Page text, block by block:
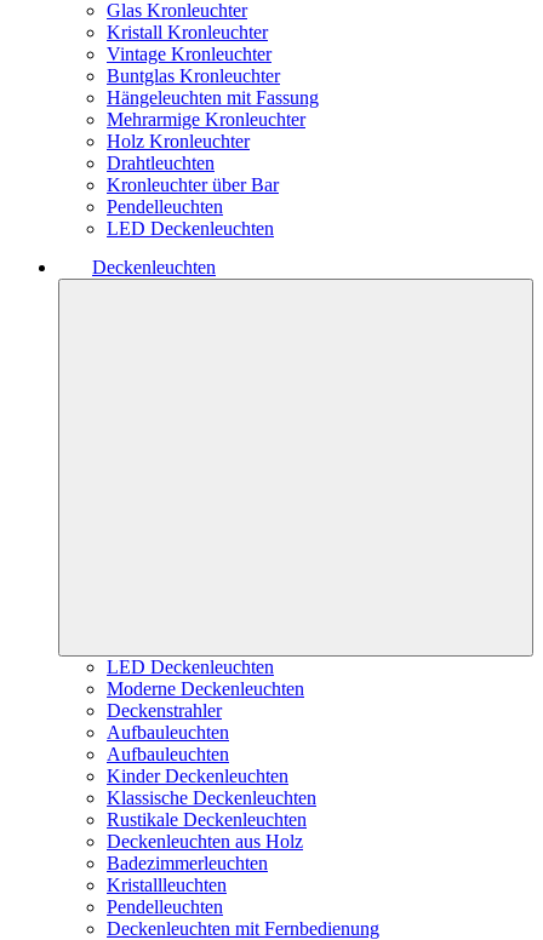
Glas Kronleuchter
Kristall Kronleuchter
Vintage Kronleuchter
Buntglas Kronleuchter
Hängeleuchten mit Fassung
Mehrarmige Kronleuchter
Holz Kronleuchter
Drahtleuchten
Kronleuchter über Bar
Pendelleuchten
LED Deckenleuchten
Deckenleuchten
LED Deckenleuchten
Moderne Deckenleuchten
Deckenstrahler
Aufbauleuchten
Aufbauleuchten
Kinder Deckenleuchten
Klassische Deckenleuchten
Rustikale Deckenleuchten
Deckenleuchten aus Holz
Badezimmerleuchten
Kristallleuchten
Pendelleuchten
Deckenleuchten mit Fernbedienung